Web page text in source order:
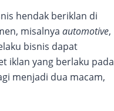
hendak beriklan di
misalnya automotive,
bisnis dapat
iklan yang berlaku pada
menjadi dua macam,